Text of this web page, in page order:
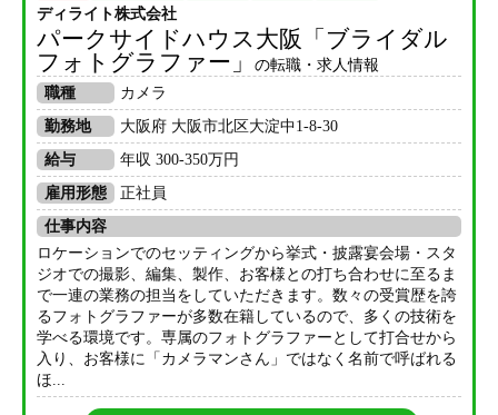
ディライト株式会社
パークサイドハウス大阪「ブライダル
フォトグラファー」
の転職・求人情報
職種
カメラ
勤務地
大阪府 大阪市北区大淀中1-8-30
給与
年収 300-350万円
雇用形態
正社員
仕事内容
ロケーションでのセッティングから挙式・披露宴会場・スタ
ジオでの撮影、編集、製作、お客様との打ち合わせに至るま
で一連の業務の担当をしていただきます。数々の受賞歴を誇
るフォトグラファーが多数在籍しているので、多くの技術を
学べる環境です。専属のフォトグラファーとして打合せから
入り、お客様に「カメラマンさん」ではなく名前で呼ばれる
ほ...